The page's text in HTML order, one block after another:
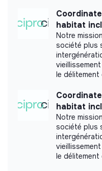
Documents
Did not yet add a
habitat
Notre
société plus
le délitement
habitat
Notre
société plus
le délitement